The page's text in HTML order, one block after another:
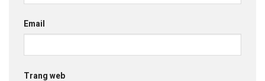
Email
Trang web